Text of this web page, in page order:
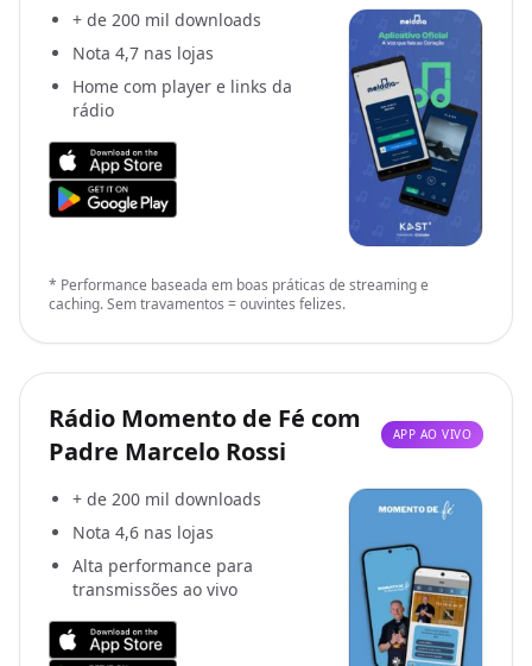
+ de 200 mil downloads
Nota 4,7 nas lojas
Home com player e links da
rádio
* Performance baseada em boas práticas de streaming e
caching. Sem travamentos = ouvintes felizes.
Rádio Momento de Fé com
Padre Marcelo Rossi
APP AO VIVO
+ de 200 mil downloads
Nota 4,6 nas lojas
Alta performance para
transmissões ao vivo